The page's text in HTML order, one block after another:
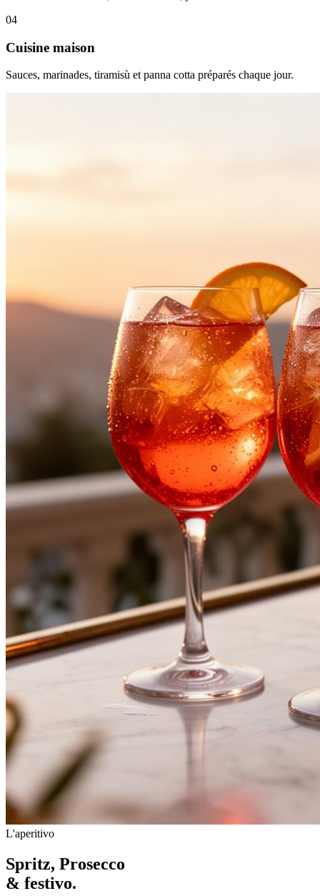
04
Cuisine maison
Sauces, marinades, tiramisù et panna cotta préparés chaque jour.
L'aperitivo
Spritz, Prosecco
& festivo.